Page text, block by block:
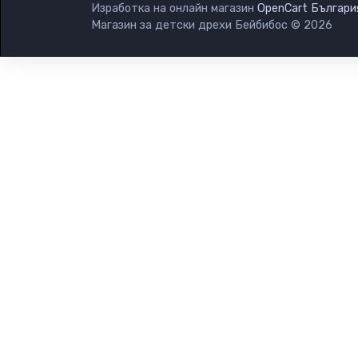
Изработка на онлайн магазин OpenCart
Магазин за детски дрехи Бейбибос © 2026